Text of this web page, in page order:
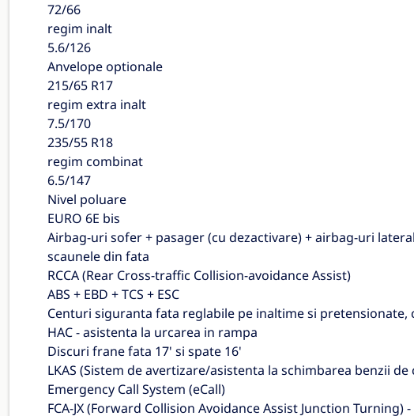
72/66
regim inalt
5.6/126
Anvelope optionale
215/65 R17
regim extra inalt
7.5/170
235/55 R18
regim combinat
6.5/147
Nivel poluare
EURO 6E bis
Airbag-uri sofer + pasager (cu dezactivare) + airbag-uri
scaunele din fata
RCCA (Rear Cross-traffic Collision-avoidance Assist)
ABS + EBD + TCS + ESC
Centuri siguranta fata reglabile pe inaltime si
HAC - asistenta la urcarea in rampa
Discuri frane fata 17' si spate 16'
LKAS (Sistem de avertizare/asistenta la schimbarea benzii
Emergency Call System (eCall)
FCA-JX (Forward Collision Avoidance Assist Junction